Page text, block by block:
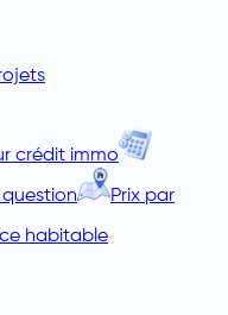
crédit immo
question Prix par
habitable